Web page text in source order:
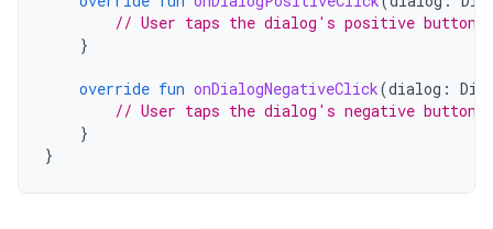
// User taps the dialog's positive button.
}
override fun onDialogNegativeClick(dialog :
// User taps the dialog's negative button.
}
}